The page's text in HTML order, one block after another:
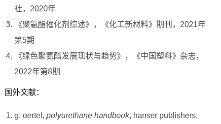
社，2020年
《聚氨酯催化剂综述》，《化工新材料》期刊，2021年
第5期
《绿色聚氨酯发展现状与趋势》，《中国塑料》杂志，
2022年第8期
国外文献：
g. oertel, polyurethane handbook, hanser publishers,